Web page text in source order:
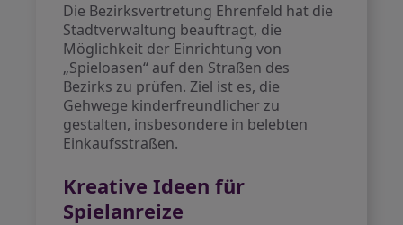
Die Bezirksvertretung Ehrenfeld hat die
Stadtverwaltung beauftragt, die
Möglichkeit der Einrichtung von
„Spieloasen“ auf den Straßen des
Bezirks zu prüfen. Ziel ist es, die
Gehwege kinderfreundlicher zu
gestalten, insbesondere in belebten
Einkaufsstraßen.
Kreative Ideen für
Spielanreize